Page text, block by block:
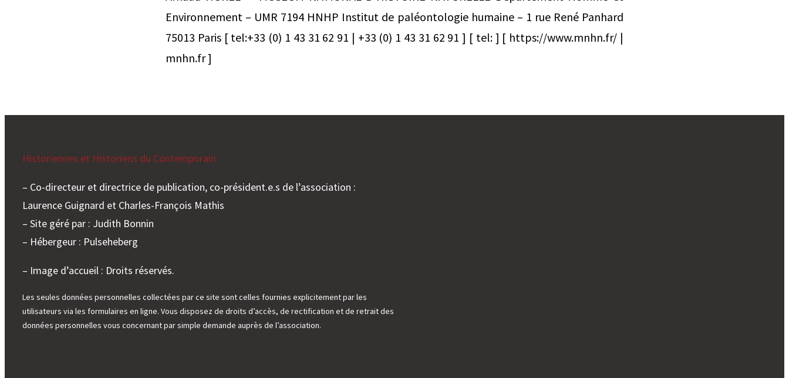
Environnement – UMR 7194 HNHP Institut de paléontologie humaine – 1 rue René Panhard
75013 Paris [ tel:+33 (0) 1 43 31 62 91 | +33 (0) 1 43 31 62 91 ] [ tel: ] [ https://www.mnhn.fr/ |
mnhn.fr ]
Historiennes et Historiens du Contemporain
– Co-directeur et directrice de publication, co-président.e.s de l’association :
Laurence Guignard et Charles-François Mathis
– Site géré par : Judith Bonnin
– Hébergeur : Pulseheberg
– Image d’accueil : Droits réservés.
Les seules données personnelles collectées par ce site sont celles fournies explicitement par les
utilisateurs via les formulaires en ligne. Vous disposez de droits d’accès, de rectification et de retrait des
données personnelles vous concernant par simple demande auprès de l’association.